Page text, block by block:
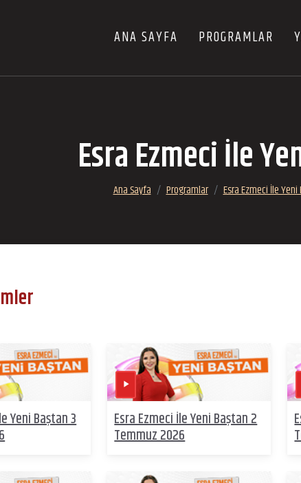
ANA SAYFA PROGRAMLAR
Esra Ezmeci İle
Ana Sayfa Programlar Esra Ezmeci İle
Yeni Baştan 3 Esra Ezmeci İle Yeni Baştan 2
Temmuz 2026